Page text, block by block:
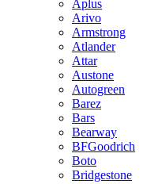
Aplus
Arivo
Armstrong
Atlander
Attar
Austone
Autogreen
Barez
Bars
Bearway
BFGoodrich
Boto
Bridgestone